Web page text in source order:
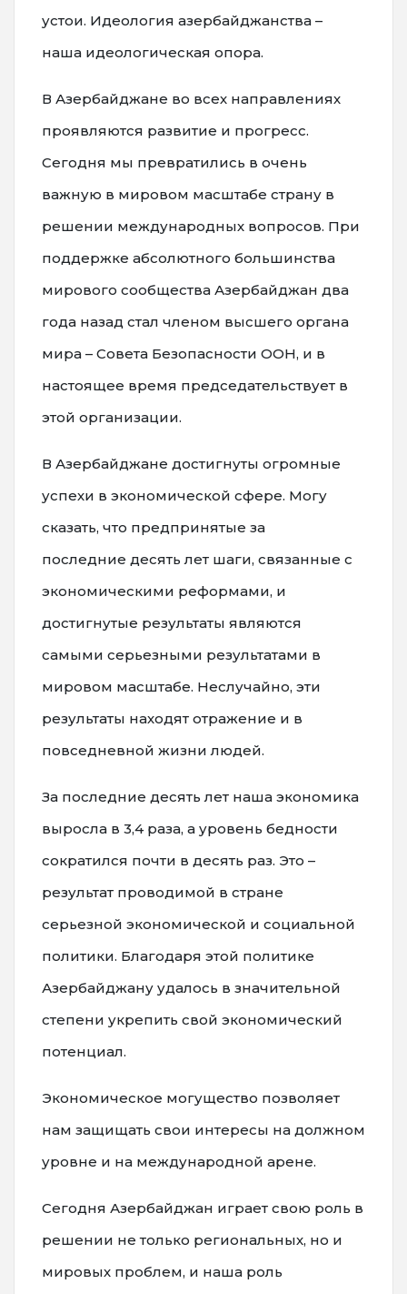
устои. Идеология азербайджанства –
наша идеологическая опора.
В Азербайджане во всех направлениях
проявляются развитие и прогресс.
Сегодня мы превратились в очень
важную в мировом масштабе страну в
решении международных вопросов. При
поддержке абсолютного большинства
мирового сообщества Азербайджан два
года назад стал членом высшего органа
мира – Совета Безопасности ООН, и в
настоящее время председательствует в
этой организации.
В Азербайджане достигнуты огромные
успехи в экономической сфере. Могу
сказать, что предпринятые за
последние десять лет шаги, связанные с
экономическими реформами, и
достигнутые результаты являются
самыми серьезными результатами в
мировом масштабе. Неслучайно, эти
результаты находят отражение и в
повседневной жизни людей.
За последние десять лет наша экономика
выросла в 3,4 раза, а уровень бедности
сократился почти в десять раз. Это –
результат проводимой в стране
серьезной экономической и социальной
политики. Благодаря этой политике
Азербайджану удалось в значительной
степени укрепить свой экономический
потенциал.
Экономическое могущество позволяет
нам защищать свои интересы на должном
уровне и на международной арене.
Сегодня Азербайджан играет свою роль в
решении не только региональных, но и
мировых проблем, и наша роль